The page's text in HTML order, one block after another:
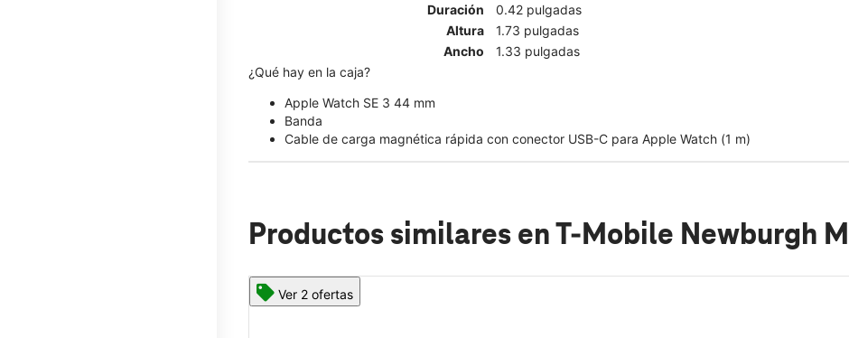
Duración
0.42 pulgadas
Altura
1.73 pulgadas
Ancho
1.33 pulgadas
¿Qué hay en la caja?
Apple Watch SE 3 44 mm
Banda
Cable de carga magnética rápida con conector USB-C para Apple Watch (1 m)
Productos similares en T-Mobile Newburgh
Ver 2 ofertas